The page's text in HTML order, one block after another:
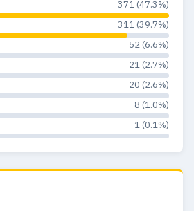
371 (47.3%)
311 (39.7%)
52 (6.6%)
21 (2.7%)
20 (2.6%)
8 (1.0%)
1 (0.1%)